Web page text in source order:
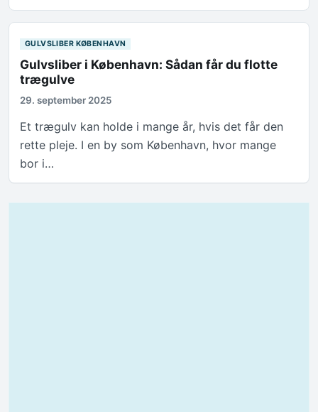
GULVSLIBER KØBENHAVN
Gulvsliber i København: Sådan får du flotte
trægulve
29. september 2025
Et trægulv kan holde i mange år, hvis det får den
rette pleje. I en by som København, hvor mange
bor i…